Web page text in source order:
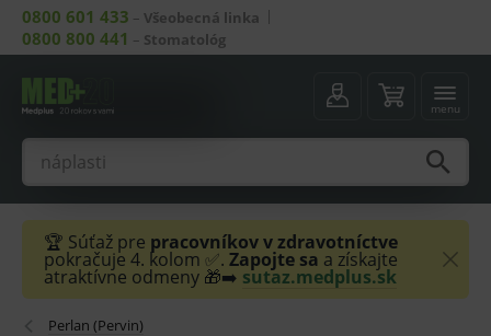
0800 601 433 – Všeobecná linka
0800 800 441 – Stomatológ
menu
🏆 Súťaž pre pracovníkov v zdravotníctve
pokračuje 4. kolom ✅. Zapojte sa a získajte
atraktívne odmeny 🎁➡️ sutaz.medplus.sk
Perlan (Pervin)